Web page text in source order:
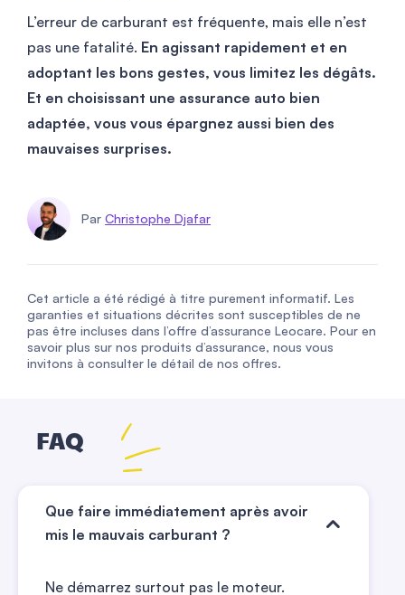
L’erreur de carburant est fréquente, mais elle n’est
pas une fatalité. En agissant rapidement et en
adoptant les bons gestes, vous limitez les dégâts.
Et en choisissant une assurance auto bien
adaptée, vous vous épargnez aussi bien des
mauvaises surprises.
Par Christophe Djafar
Cet article a été rédigé à titre purement informatif. Les
garanties et situations décrites sont susceptibles de ne
pas être incluses dans l’offre d’assurance Leocare. Pour en
savoir plus sur nos produits d’assurance, nous vous
invitons à consulter le détail de nos offres.
FAQ
Que faire immédiatement après avoir
mis le mauvais carburant ?
Ne démarrez surtout pas le moteur.